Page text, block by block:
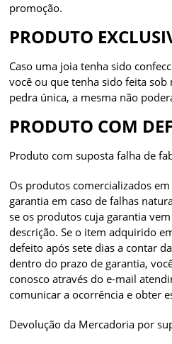
promoção.
PRODUTO
Caso uma joia tenha sido
você ou que tenha sido feita
pedra única, a mesma não
PRODUTO COM
Produto com suposta falha de
Os produtos comercializados
garantia em caso de falhas
se os produtos cuja garantia
descrição. Se o item adquirido
defeito após sete dias a contar
dentro do prazo de garantia,
conosco através do e-mail
comunicar a ocorrência e obter
Devolução da Mercadoria por